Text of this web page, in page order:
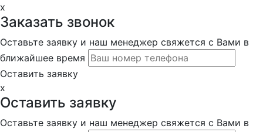
x
Заказать звонок
Оставьте заявку и наш менеджер свяжется с Вами в
ближайшее время
Оставить заявку
x
Оставить заявку
Оставьте заявку и наш менеджер свяжется с Вами в